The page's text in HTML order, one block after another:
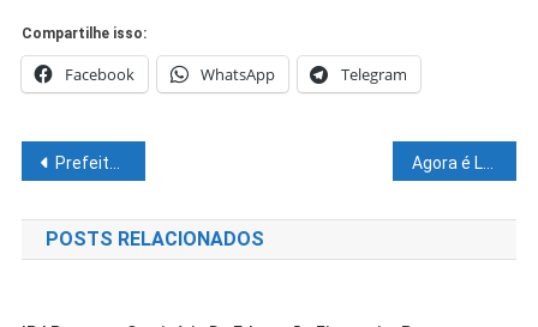
Compartilhe isso:
Facebook WhatsApp Telegram
Navegação
de
Post
Prefeitura de Juazeiro segue com mutirões de limpeza em diversos bairros da cidade Agora é Lei: Bahia institui Programa de Incentivo à Pratica de Esporte para idosos
POSTS RELACIONADOS